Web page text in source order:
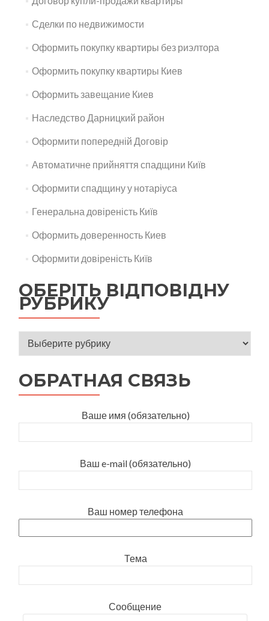
Сделки по недвижимости
Оформить покупку квартиры без риэлтора
Оформить покупку квартиры Киев
Оформить завещание Киев
Наследство Дарницкий район
Оформити попередній Договір
Автоматичне прийняття спадщини Київ
Оформити спадщину у нотаріуса
Генеральна довіреність Київ
Оформить доверенность Киев
Оформити довіреність Київ
ОБЕРІТЬ ВІДПОВІДНУ
РУБРИКУ
Оберіть відповідну рубрику
ОБРАТНАЯ СВЯЗЬ
Ваше имя (обязательно)
Ваш e-mail (обязательно)
Ваш номер телефона
Тема
Сообщение